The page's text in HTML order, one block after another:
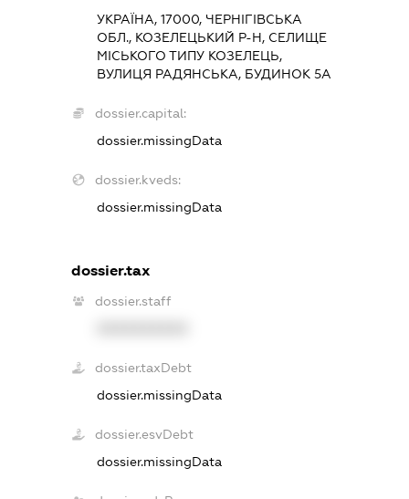
УКРАЇНА, 17000, ЧЕРНІГІВСЬКА
ОБЛ., КОЗЕЛЕЦЬКИЙ Р-Н, СЕЛИЩЕ
МІСЬКОГО ТИПУ КОЗЕЛЕЦЬ,
ВУЛИЦЯ РАДЯНСЬКА, БУДИНОК 5А
dossier.capital:
dossier.missingData
dossier.kveds:
dossier.missingData
dossier.tax
dossier.staff
dossier.taxDebt
dossier.missingData
dossier.esvDebt
dossier.missingData